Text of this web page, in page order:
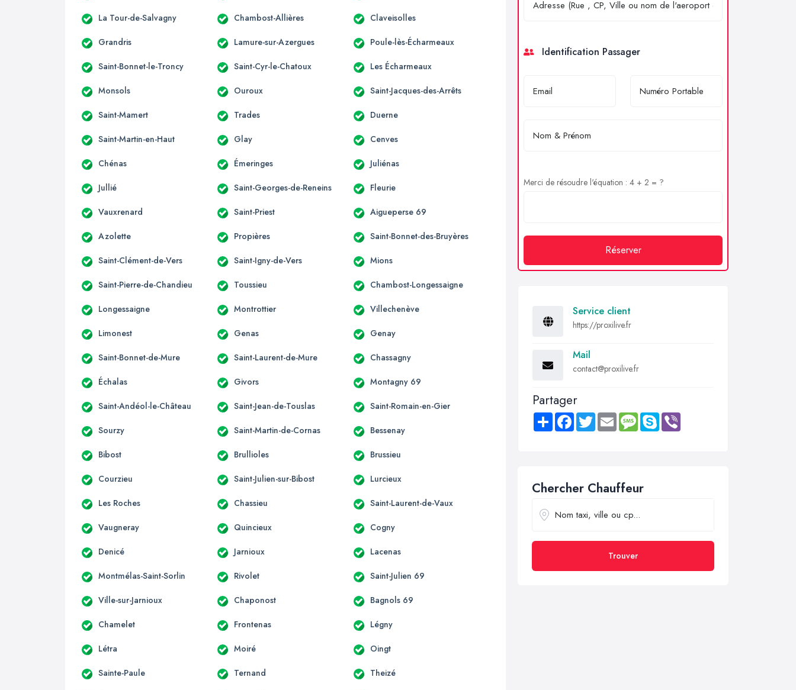
La Tour-de-Salvagny Chambost-Allières Claveisolles
Grandris Lamure-sur-Azergues Poule-lès-Écharmeaux
Saint-Bonnet-le-Troncy Saint-Cyr-le-Chatoux Les Écharmeaux
Monsols Ouroux Saint-Jacques-des-Arrêts
Saint-Mamert Trades Duerne
Saint-Martin-en-Haut Glay Cenves
Chénas Émeringes Juliénas
Jullié Saint-Georges-de-Reneins Fleurie
Vauxrenard Saint-Priest Aigueperse 69
Azolette Propières Saint-Bonnet-des-Bruyères
Saint-Clément-de-Vers Saint-Igny-de-Vers Mions
Saint-Pierre-de-Chandieu Toussieu Chambost-Longessaigne
Longessaigne Montrottier Villechenève
Limonest Genas Genay
Saint-Bonnet-de-Mure Saint-Laurent-de-Mure Chassagny
Échalas Givors Montagny 69
Saint-Andéol-le-Château Saint-Jean-de-Touslas Saint-Romain-en-Gier
Sourzy Saint-Martin-de-Cornas Bessenay
Bibost Brullioles Brussieu
Courzieu Saint-Julien-sur-Bibost Lurcieux
Les Roches Chassieu Saint-Laurent-de-Vaux
Vaugneray Quincieux Cogny
Denicé Jarnioux Lacenas
Montmélas-Saint-Sorlin Rivolet Saint-Julien 69
Ville-sur-Jarnioux Chaponost Bagnols 69
Chamelet Frontenas Légny
Létra Moiré Oingt
Sainte-Paule Ternand Theizé
Identification Passager
Merci de résoudre l'équation : 4 + 2 = ?
Réserver
Service client
https://proxilive.fr
Mail
contact@proxilive.fr
Partager
Share FacebookTwitter Email MessageSkype
Chercher Chauffeur
Trouver